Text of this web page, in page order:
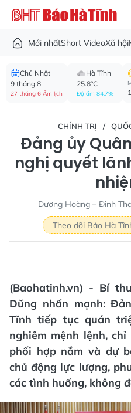
Mới nhấtShort VideoXã hội
Chủ Nhật
9 tháng 8
27 tháng 6 Âm lịch
Hà Tĩnh
25.8°C
Độ ẩm 84.7%
CHÍNH TRỊ
Đảng ủy
nghị quyết
Dương Hoàng – Đinh
Theo dõi Báo Hà
(Baohatinh.vn) - Bí
Dũng nhấn mạnh:
Tĩnh tiếp tục quán
nghiêm mệnh lệnh,
phối hợp nắm và dự
chủ động lực lượng,
các tình huống, không